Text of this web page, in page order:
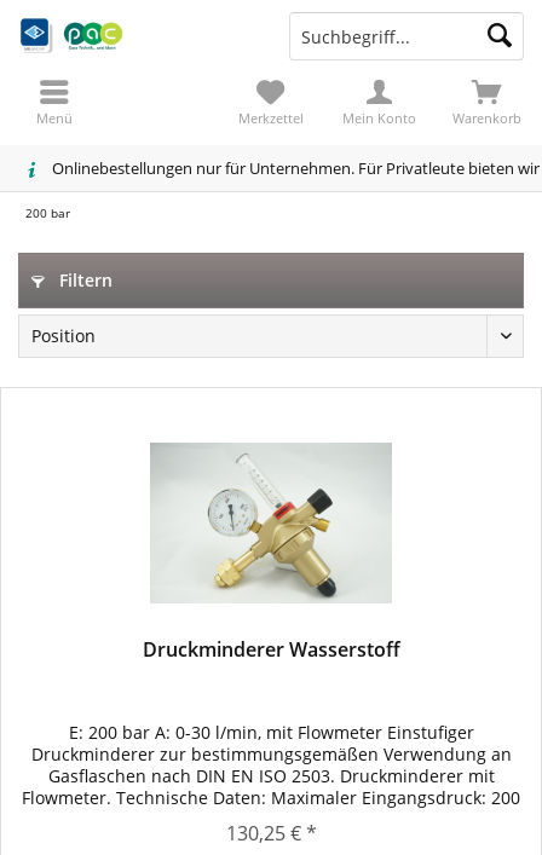
Onlinebestellungen nur für Unternehmen. Für Privatleute bieten
Warenkorb
Merkzettel Mein Konto
Menü
200 bar
Filtern
Druckminderer Wasserstoff
E: 200 bar A: 0-30 l/min, mit Flowmeter Einstufiger
Druckminderer zur bestimmungsgemäßen Verwendung an
Gasflaschen nach DIN EN ISO 2503. Druckminderer mit
Flowmeter. Technische Daten: Maximaler Eingangsdruck: 200
bar Ausgangsbereich: 0-30 ltr. Eingangsgewinde gem. DIN 477
Nr. 1 - W 21,8 x 1/14" LH Ausgangsgewinde: 3/8" l
130,25 € *